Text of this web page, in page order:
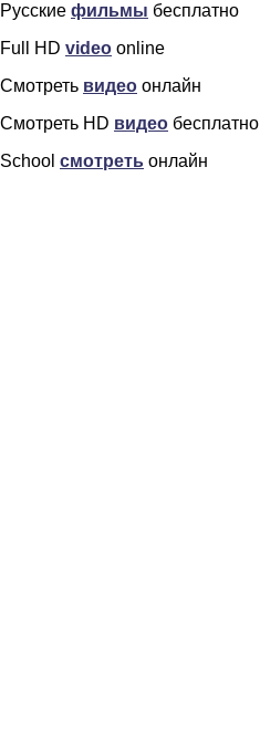
Русские фильмы бесплатно
Full HD video online
Смотреть видео онлайн
Смотреть HD видео бесплатно
School смотреть онлайн